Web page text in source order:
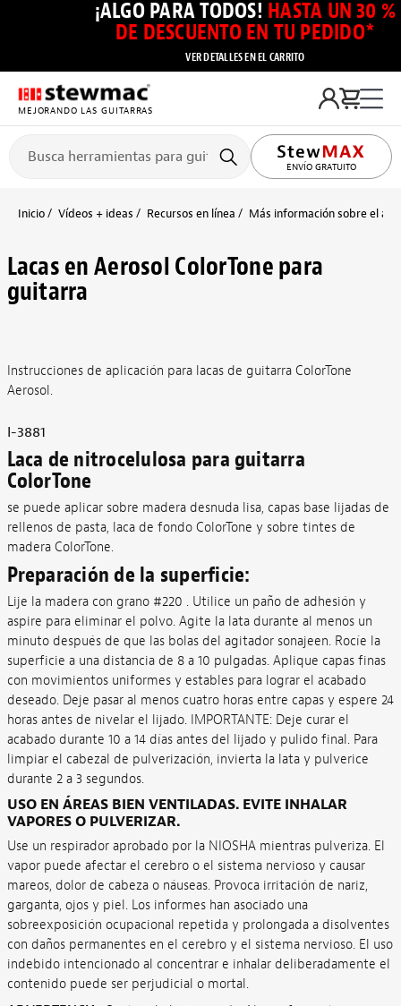
¡ALGO PARA TODOS! HASTA UN 30 %
DE DESCUENTO EN TU PEDIDO*
VER DETALLES EN EL CARRITO
MEJORANDO LAS GUITARRAS
ENVÍO GRATUITO
Inicio Vídeos + ideas Recursos en línea Más información sobre el
Lacas en Aerosol ColorTone para
guitarra
Instrucciones de aplicación para lacas de guitarra ColorTone
Aerosol.
I-3881
Laca de nitrocelulosa para guitarra
ColorTone
se puede aplicar sobre madera desnuda lisa, capas base lijadas de
rellenos de pasta, laca de fondo ColorTone y sobre tintes de
madera ColorTone.
Preparación de la superficie:
Lije la madera con grano #220 . Utilice un paño de adhesión y
aspire para eliminar el polvo. Agite la lata durante al menos un
minuto después de que las bolas del agitador sonajeen. Rocíe la
superficie a una distancia de 8 a 10 pulgadas. Aplique capas finas
con movimientos uniformes y estables para lograr el acabado
deseado. Deje pasar al menos cuatro horas entre capas y espere 24
horas antes de nivelar el lijado. IMPORTANTE: Deje curar el
acabado durante 10 a 14 días antes del lijado y pulido final. Para
limpiar el cabezal de pulverización, invierta la lata y pulverice
durante 2 a 3 segundos.
USO EN ÁREAS BIEN VENTILADAS. EVITE INHALAR
VAPORES O PULVERIZAR.
Use un respirador aprobado por la NIOSHA mientras pulveriza. El
vapor puede afectar el cerebro o el sistema nervioso y causar
mareos, dolor de cabeza o náuseas. Provoca irritación de nariz,
garganta, ojos y piel. Los informes han asociado una
sobreexposición ocupacional repetida y prolongada a disolventes
con daños permanentes en el cerebro y el sistema nervioso. El uso
indebido intencionado al concentrar e inhalar deliberadamente el
contenido puede ser perjudicial o mortal.